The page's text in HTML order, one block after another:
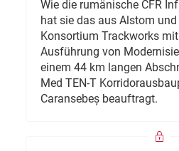
Wie die rumänische CFR
hat sie das aus Alstom
Konsortium Trackworks
Ausführung von
einem 44 km langen
Med TEN-T
Caransebeș beauftragt.